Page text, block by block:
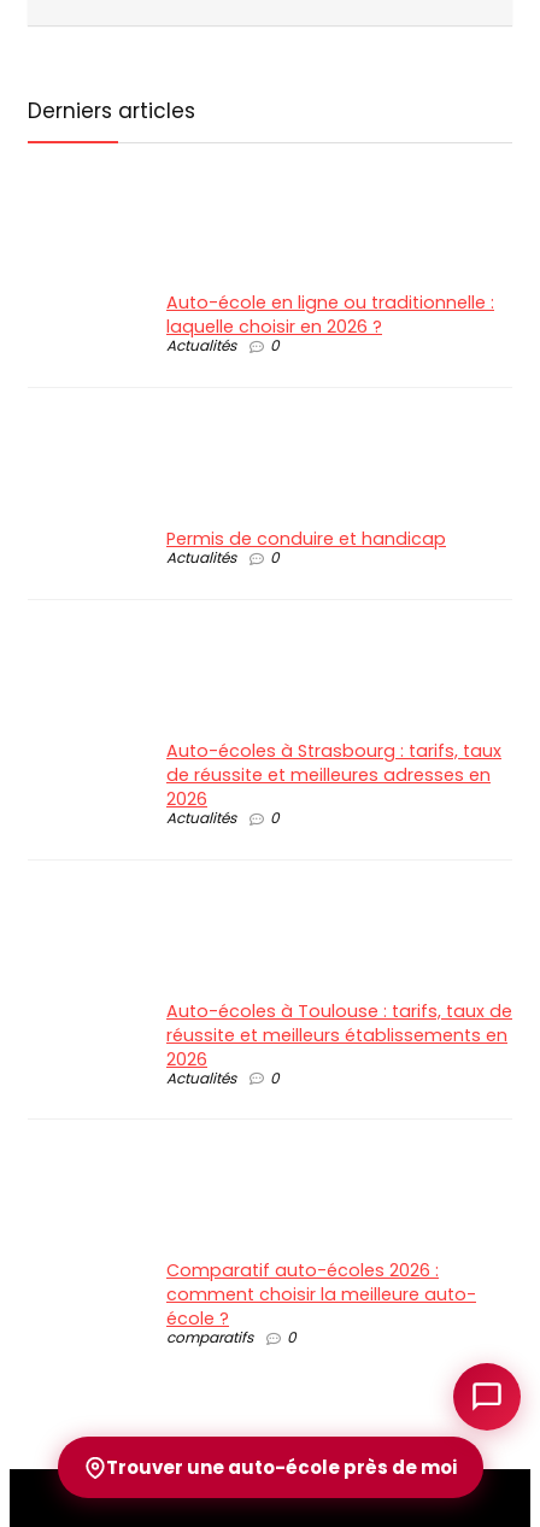
Derniers articles
Auto-école en ligne ou traditionnelle :
laquelle choisir en 2026 ?
Actualités 0
Permis de conduire et handicap
Actualités 0
Auto-écoles à Strasbourg : tarifs, taux
de réussite et meilleures adresses en
2026
Actualités 0
Auto-écoles à Toulouse : tarifs, taux de
réussite et meilleurs établissements en
2026
Actualités 0
Comparatif auto-écoles 2026 :
comment choisir la meilleure auto-
école ?
comparatifs 0
Trouver une auto-école près de moi